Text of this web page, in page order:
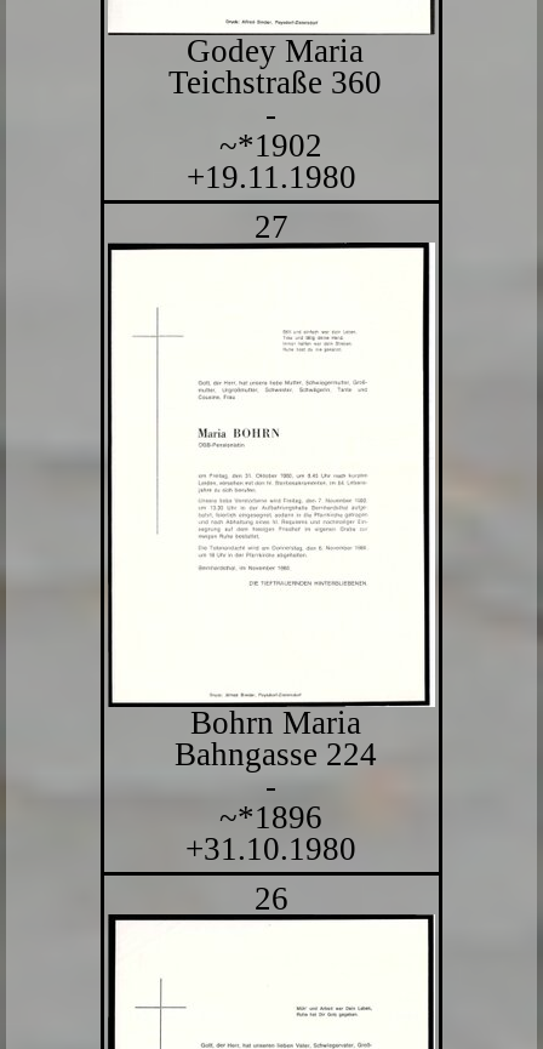
Godey Maria
Teichstraße 360
-
~*1902
+19.11.1980
27
Bohrn Maria
Bahngasse 224
-
~*1896
+31.10.1980
26